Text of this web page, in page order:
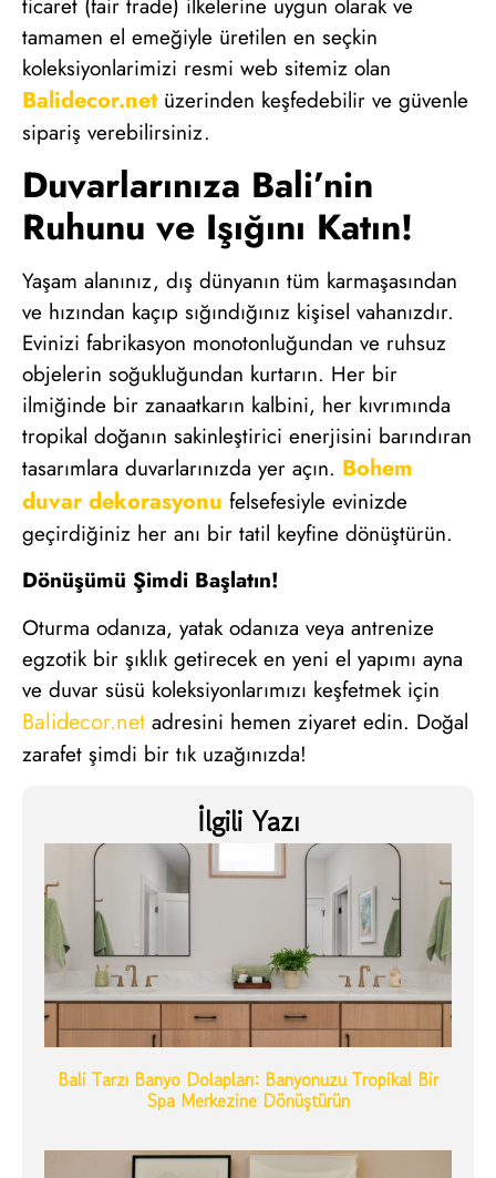
tamamen el emeğiyle üretilen en seçkin
koleksiyonlarimizi resmi web sitemiz olan
Balidecor.netüzerinden keşfedebilir ve güvenle
sipariş verebilirsiniz.
Duvarlarınıza Bali’nin
Ruhunu ve Işığını Katın!
Yaşam alanınız, dış dünyanın tüm karmaşasından
ve hızından kaçıp sığındığınız kişisel vahanızdır.
Evinizi fabrikasyon monotonluğundan ve ruhsuz
objelerin soğukluğundan kurtarın. Her bir
ilmiğinde bir zanaatkarın kalbini, her kıvrımında
tropikal doğanın sakinleştirici enerjisini barındıran
tasarımlara duvarlarınızda yer açın. Bohem
duvar dekorasyonu felsefesiyle evinizde
geçirdiğiniz her anı bir tatil keyfine dönüştürün.
Dönüşümü Şimdi Başlatın!
Oturma odanıza, yatak odanıza veya antrenize
egzotik bir şıklık getirecek en yeni el yapımı ayna
ve duvar süsü koleksiyonlarımızı keşfetmek için
Balidecor.net adresini hemen ziyaret edin. Doğal
zarafet şimdi bir tık uzağınızda!
İlgili Yazı
Bali Tarzı Banyo Dolapları: Banyonuzu Tropikal Bir
Spa Merkezine Dönüştürün